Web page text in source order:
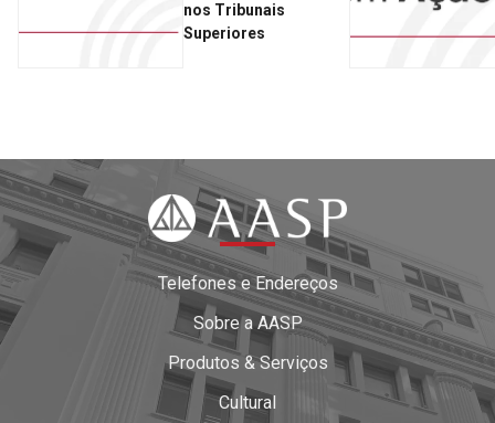
nos Tribunais
Superiores
Telefones e Endereços
Sobre a AASP
Produtos & Serviços
Cultural